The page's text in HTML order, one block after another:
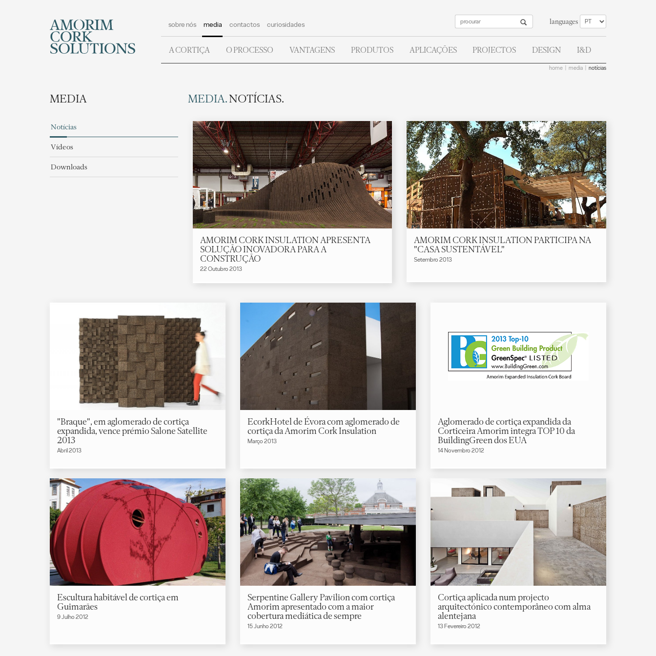
sobre nós media contactos curiosidades languages
A CORTIÇA O PROCESSO VANTAGENS PRODUTOS APLICAÇÕES PROJECTOS DESIGN I&D
home media notícias
MEDIA MEDIA.NOTÍCIAS.
Notícias
Vídeos
Downloads
AMORIM CORK INSULATION APRESENTA
SOLUÇÃO INOVADORA PARA A
CONSTRUÇÃO
22 Outubro 2013
AMORIM CORK INSULATION PARTICIPA NA
"CASA SUSTENTÁVEL"
Setembro 2013
"Braque", em aglomerado de cortiça
expandida, vence prémio Salone Satellite
2013
Abril 2013
EcorkHotel de Évora com aglomerado de
cortiça da Amorim Cork Insulation
Março 2013
Aglomerado de cortiça expandida da
Corticeira Amorim integra TOP 10 da
BuildingGreen dos EUA
14 Novembro 2012
Escultura habitável de cortiça em
Guimarães
9 Julho 2012
Serpentine Gallery Pavilion com cortiça
Amorim apresentado com a maior
cobertura mediática de sempre
15 Junho 2012
Cortiça aplicada num projecto
arquitectónico contemporâneo com alma
alentejana
13 Fevereiro 2012